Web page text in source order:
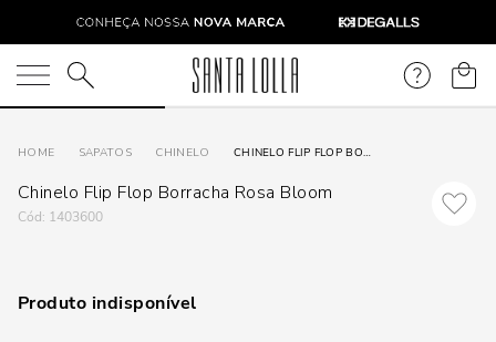
O que você está procurando?
SAPATOS CHINELO CHINELO FLIP FLOP BORRACHA ROSA BLOOM
Chinelo Flip Flop Borracha Rosa Bloom
: 1403600
Produto indisponível